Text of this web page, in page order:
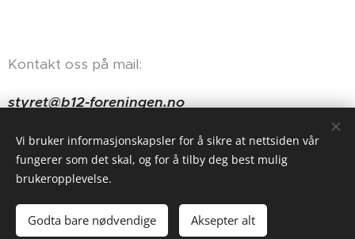
Kontakt oss på mail:
styret@b12-foreningen.no
Haugerudveien 84, 0674 Oslo
Vi bruker informasjonskapsler for å sikre at nettsiden vår
fungerer som det skal, og for å tilby deg best mulig
brukeropplevelse.
Godta bare nødvendige Aksepter alt